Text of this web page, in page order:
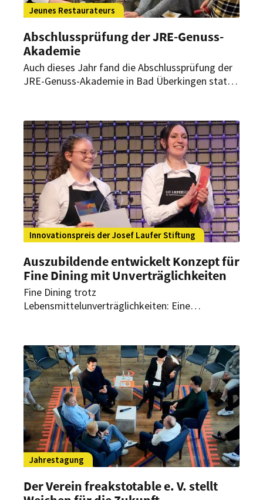
Jeunes Restaurateurs
Abschlussprüfung der JRE-Genuss-
Akademie
Auch dieses Jahr fand die Abschlussprüfung der
JRE-Genuss-Akademie in Bad Überkingen statt.
Mitgliedsbetrieben der Jeunes Restaurateurs
teil.
Innovationspreis der Josef Laufer Stiftung
Auszubildende entwickelt Konzept für
Fine Dining mit Unverträglichkeiten
Fine Dining trotz
Lebensmittelunverträglichkeiten: Eine
und wurde nun mit dem Innovationspreis der
Josef Laufer Stiftung ausgezeichnet.
Jahrestagung
Der Verein freakstotable e. V. stellt